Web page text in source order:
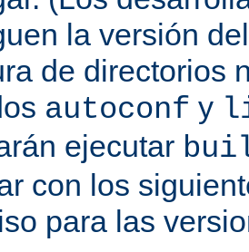
la versión
de directorios
autoconf y
ejecutar
con los
para las